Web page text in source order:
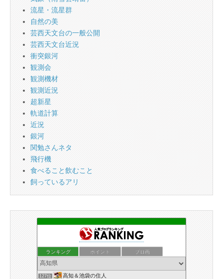
流星・流星群
自然の美
芸西天文台の一般公開
芸西天文台近況
衝突銀河
観測会
観測機材
観測近況
超新星
軌道計算
近況
銀河
関勉さんネタ
飛行機
食べること飲むこと
飼っているアリ
ランキング ポイント ブロ画
127位 高知＆池袋の住人